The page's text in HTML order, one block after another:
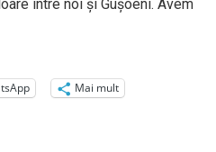
între noi și Gușoeni. Avem
Mai mult